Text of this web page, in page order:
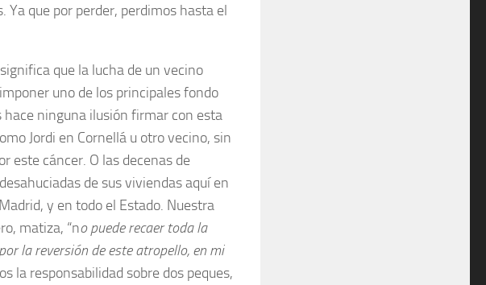
Ya que por perder, perdimos hasta el
que la lucha de un vecino
uno de los principales fondo
hace ninguna ilusión firmar con esta
Jordi en Cornellá u otro vecino, sin
este cáncer. O las decenas de
de sus viviendas aquí en
y en todo el Estado. Nuestra
matiza, “nopuede recaer toda la
porla reversión de este atropello, en mi
la responsabilidad sobre dos peques,